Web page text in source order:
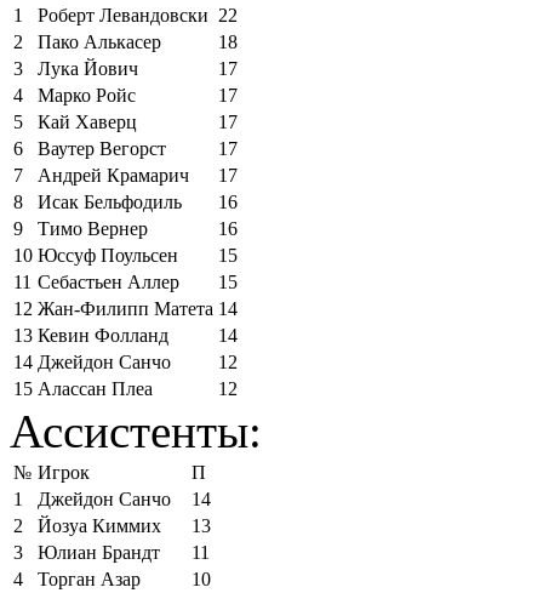
1
Роберт Левандовски 22
2
Пако Алькасер
18
3
Лука Йович
17
4
Марко Ройс
17
5
Кай Хаверц
17
6
Ваутер Вегорст
17
7
Андрей Крамарич
17
8
Исак Бельфодиль
16
9
Тимо Вернер
16
10 Юссуф Поульсен
15
11 Себастьен Аллер
15
12 Жан-Филипп Матета 14
13 Кевин Фолланд
14
14 Джейдон Санчо
12
15 Алассан Плеа 12
Ассистенты:
№ Игрок
П
1
Джейдон Санчо
14
2
Йозуа Киммих
13
3
Юлиан Брандт
11
4
Торган Азар
10